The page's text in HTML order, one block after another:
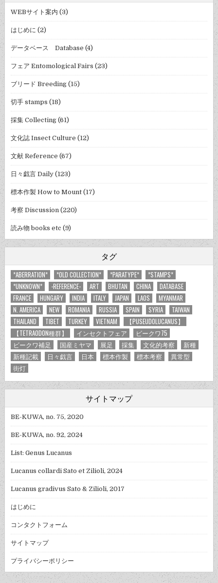
WEBサイト案内 (3)
はじめに (2)
データベース Database (4)
フェア Entomological Fairs (23)
ブリード Breeding (15)
切手 stamps (18)
採集 Collecting (61)
文化誌 Insect Culture (12)
文献 Reference (67)
日々戯言 Daily (123)
標本作製 How to Mount (17)
考察 Discussion (220)
読み物 books etc (9)
タグ
*ABERRATION* *OLD COLLECTION* *PARATYPE*
*STAMPS*
*UNKNOWN*
-REFERENCE- ART BHUTAN CHINA
DATABASE
FRANCE
HUNGARY INDIA ITALY JAPAN LAOS
MYANMAR
N. AMERICA
NEW ROMANIA RUSSIA SPAIN SYRIA
TAIWAN
THAILAND
TIBET TURKEY VIETNAM
【PUSEUDOLUCANUS】
【TETRAODON種群】
インセクトフェア
ビークワ75
ビークワ補足
国産ミヤマ 展足 採集 文化的考察
新種
新種記載
日々戯言 日本 標本作製 標本考察
異常型
街灯
サイトマップ
BE-KUWA, no. 75, 2020
BE-KUWA, no. 92, 2024
List: Genus Lucanus
Lucanus collardi Sato et Zilioli, 2024
Lucanus gradivus Sato & Zilioli, 2017
はじめに
コンタクトフォーム
サイトマップ
プライバシーポリシー